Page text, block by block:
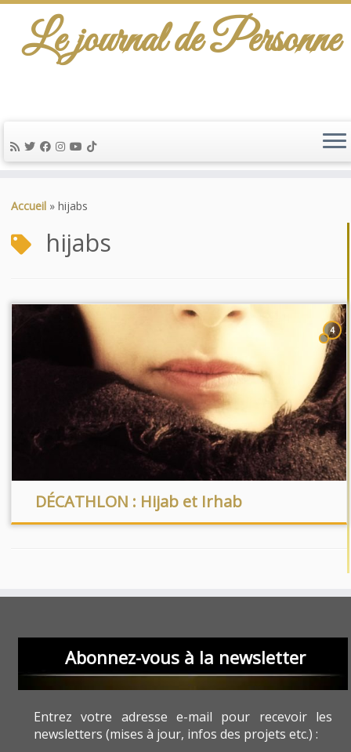
au
Le journal de Personne
Accueil » hijabs
hijabs
4
DÉCATHLON : Hijab et Irhab
Abonnez-vous à la newsletter
Entrez votre adresse e-mail pour recevoir les
newsletters (mises à jour, infos des projets etc.) :